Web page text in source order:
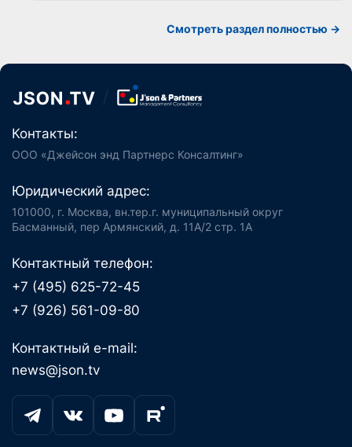
Смотреть раздел полностью ->
Контакты:
ООО «Джейсон энд Партнерс Консалтинг»
Юридический адрес:
101000, г. Москва, вн.тер.г. муниципальный округ
Басманный, пер Армянский, д. 11А/2 стр. 1А
Контактный телефон:
+7 (495) 625-72-45
+7 (926) 561-09-80
Контактный e-mail:
news@json.tv